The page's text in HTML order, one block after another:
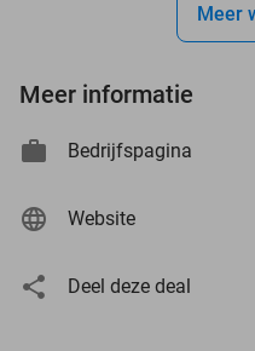
Meer
Meer informatie
Bedrijfspagina
Website
Deel deze deal